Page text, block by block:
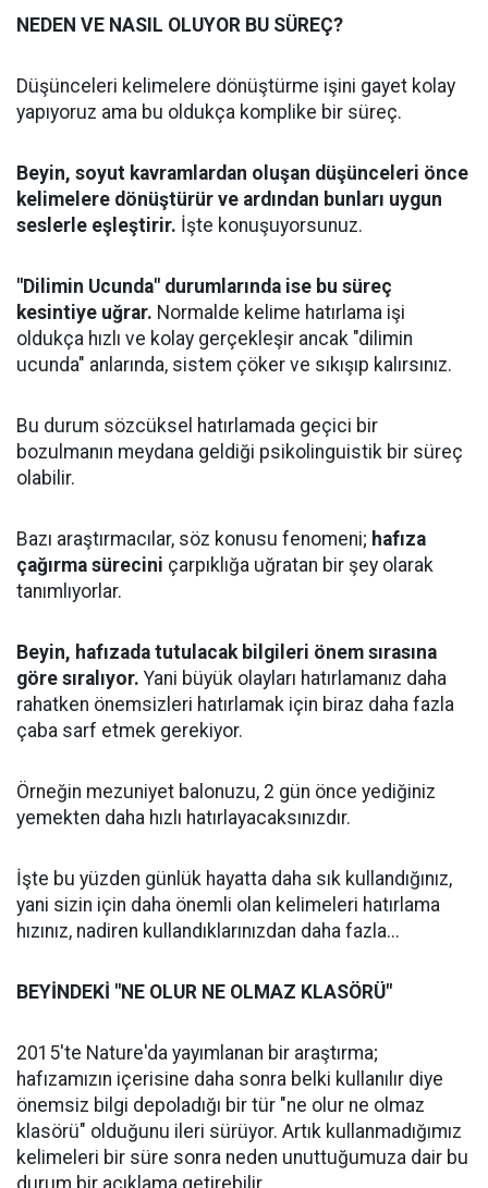
NEDEN VE NASIL OLUYOR BU SÜREÇ?
Düşünceleri kelimelere dönüştürme işini gayet kolay
yapıyoruz ama bu oldukça komplike bir süreç.
Beyin, soyut kavramlardan oluşan düşünceleri önce
kelimelere dönüştürür ve ardından bunları uygun
seslerle eşleştirir. İşte konuşuyorsunuz.
"Dilimin Ucunda" durumlarında ise bu süreç
kesintiye uğrar. Normalde kelime hatırlama işi
oldukça hızlı ve kolay gerçekleşir ancak "dilimin
ucunda" anlarında, sistem çöker ve sıkışıp kalırsınız.
Bu durum sözcüksel hatırlamada geçici bir
bozulmanın meydana geldiği psikolinguistik bir süreç
olabilir.
Bazı araştırmacılar, söz konusu fenomeni; hafıza
çağırma sürecini çarpıklığa uğratan bir şey olarak
tanımlıyorlar.
Beyin, hafızada tutulacak bilgileri önem sırasına
göre sıralıyor. Yani büyük olayları hatırlamanız daha
rahatken önemsizleri hatırlamak için biraz daha fazla
çaba sarf etmek gerekiyor.
Örneğin mezuniyet balonuzu, 2 gün önce yediğiniz
yemekten daha hızlı hatırlayacaksınızdır.
İşte bu yüzden günlük hayatta daha sık kullandığınız,
yani sizin için daha önemli olan kelimeleri hatırlama
hızınız, nadiren kullandıklarınızdan daha fazla...
BEYİNDEKİ "NE OLUR NE OLMAZ KLASÖRÜ"
2015'te Nature'da yayımlanan bir araştırma;
hafızamızın içerisine daha sonra belki kullanılır diye
önemsiz bilgi depoladığı bir tür "ne olur ne olmaz
klasörü" olduğunu ileri sürüyor. Artık kullanmadığımız
kelimeleri bir süre sonra neden unuttuğumuza dair bu
durum bir açıklama getirebilir.